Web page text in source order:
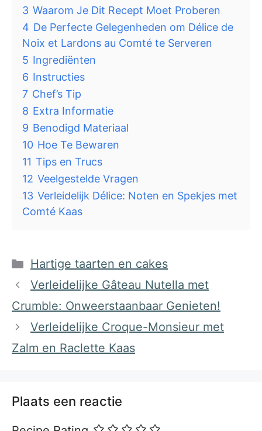
3 Waarom Je Dit Recept Moet Proberen
4 De Perfecte Gelegenheden om Délice de
Noix et Lardons au Comté te Serveren
5 Ingrediënten
6 Instructies
7 Chef’s Tip
8 Extra Informatie
9 Benodigd Materiaal
10 Hoe Te Bewaren
11 Tips en Trucs
12 Veelgestelde Vragen
13 Verleidelijk Délice: Noten en Spekjes met
Comté Kaas
Categorieën
Hartige taarten en cakes
Verleidelijke Gâteau Nutella met
Crumble: Onweerstaanbaar Genieten!
Verleidelijke Croque-Monsieur met
Zalm en Raclette Kaas
Plaats een reactie